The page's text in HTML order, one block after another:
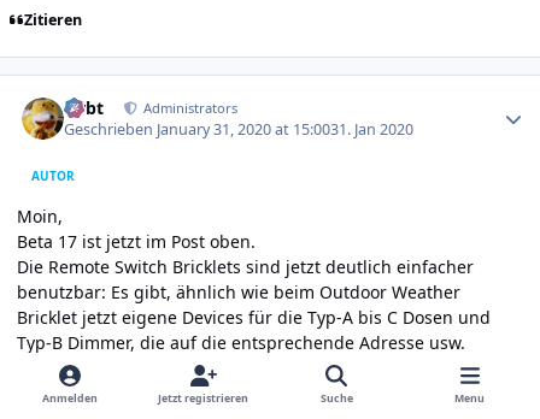
Zitieren
rtrbt Administrators
Geschrieben January 31, 2020 at 15:0031. Jan 2020
AUTOR
Moin,
Beta 17 ist jetzt im Post oben.
Die Remote Switch Bricklets sind jetzt deutlich einfacher
benutzbar: Es gibt, ähnlich wie beim Outdoor Weather
Bricklet jetzt eigene Devices für die Typ-A bis C Dosen und
Typ-B Dimmer, die auf die entsprechende Adresse usw.
konfiguriert werden können. Der Handler stellt dabei
automatisch sicher, dass immer nur ein Schaltvorgang
Anmelden Jetzt registrieren Suche Menu